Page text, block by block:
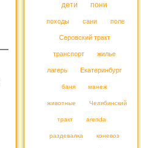
дети
пони
походы сани поле
Серовский тракт
транспорт жилье
лагерь Екатеринбург
баня манеж
животные Челябинский
тракт arenda
раздевалка коневоз